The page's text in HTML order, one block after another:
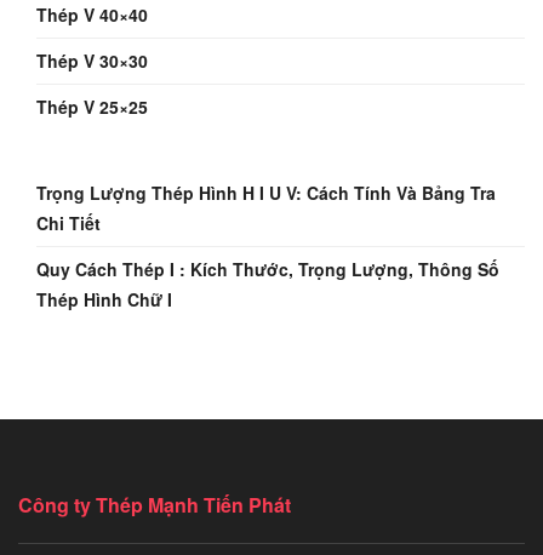
Thép V 40×40
Thép V 30×30
Thép V 25×25
Trọng Lượng Thép Hình H I U V: Cách Tính Và Bảng Tra
Chi Tiết
Quy Cách Thép I : Kích Thước, Trọng Lượng, Thông Số
Thép Hình Chữ I
Công ty Thép Mạnh Tiến Phát